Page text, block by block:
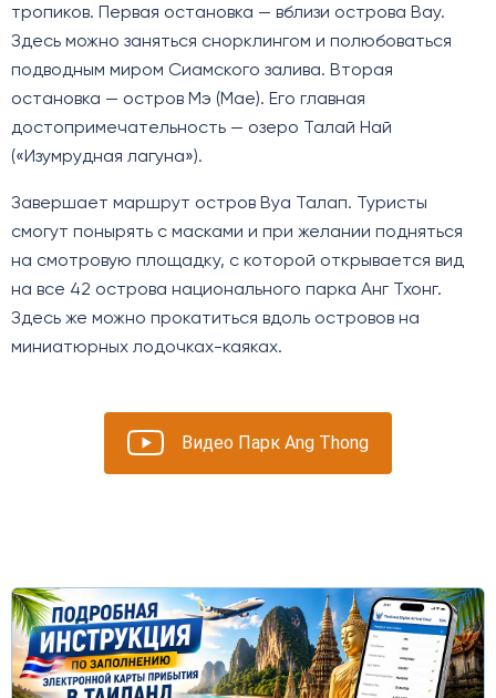
тропиков. Первая остановка — вблизи острова Вау.
Здесь можно заняться снорклингом и полюбоваться
подводным миром Сиамского залива. Вторая
остановка — остров Мэ (Mae). Его главная
достопримечательность — озеро Талай Най
(«Изумрудная лагуна»).
Завершает маршрут остров Вуа Талап. Туристы
смогут понырять с масками и при желании подняться
на смотровую площадку, с которой открывается вид
на все 42 острова национального парка Анг Тхонг.
Здесь же можно прокатиться вдоль островов на
миниатюрных лодочках-каяках.
Видео Парк Ang Thong